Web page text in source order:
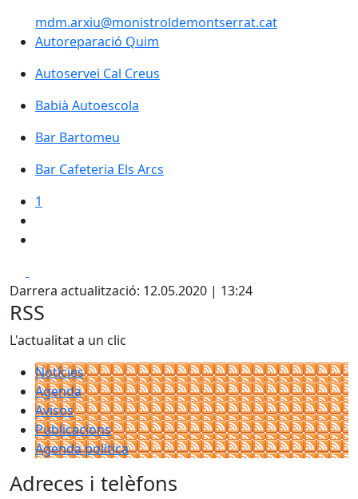
mdm.arxiu@monistroldemontserrat.cat
Autoreparació Quim
Autoservei Cal Creus
Babià Autoescola
Bar Bartomeu
Bar Cafeteria Els Arcs
1
Darrera actualització: 12.05.2020 | 13:24
RSS
L'actualitat a un clic
Notícies
Agenda
Avisos
Publicacions
Agenda política
Adreces i telèfons